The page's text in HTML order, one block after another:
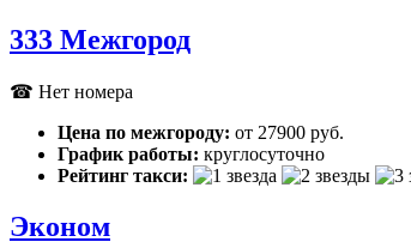
333 Межгород
☎ Нет номера
Цена по межгороду: от 27900 руб.
График работы: круглосуточно
Рейтинг такси:
Эконом